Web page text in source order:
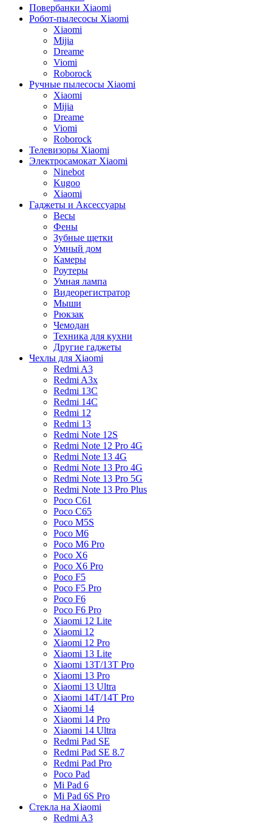
Повербанки Xiaomi
Робот-пылесосы Xiaomi
Xiaomi
Mijia
Dreame
Viomi
Roborock
Ручные пылесосы Xiaomi
Xiaomi
Mijia
Dreame
Viomi
Roborock
Телевизоры Xiaomi
Электросамокат Xiaomi
Ninebot
Kugoo
Xiaomi
Гаджеты и Аксессуары
Весы
Фены
Зубные щетки
Умный дом
Камеры
Роутеры
Умная лампа
Видеорегистратор
Мыши
Рюкзак
Чемодан
Техника для кухни
Другие гаджеты
Чехлы для Xiaomi
Redmi A3
Redmi A3x
Redmi 13C
Redmi 14C
Redmi 12
Redmi 13
Redmi Note 12S
Redmi Note 12 Pro 4G
Redmi Note 13 4G
Redmi Note 13 Pro 4G
Redmi Note 13 Pro 5G
Redmi Note 13 Pro Plus
Poco C61
Poco C65
Poco M5S
Poco M6
Poco M6 Pro
Poco X6
Poco X6 Pro
Poco F5
Poco F5 Pro
Poco F6
Poco F6 Pro
Xiaomi 12 Lite
Xiaomi 12
Xiaomi 12 Pro
Xiaomi 13 Lite
Xiaomi 13T/13T Pro
Xiaomi 13 Pro
Xiaomi 13 Ultra
Xiaomi 14T/14T Pro
Xiaomi 14
Xiaomi 14 Pro
Xiaomi 14 Ultra
Redmi Pad SE
Redmi Pad SE 8.7
Redmi Pad Pro
Poco Pad
Mi Pad 6
Mi Pad 6S Pro
Стекла на Xiaomi
Redmi A3